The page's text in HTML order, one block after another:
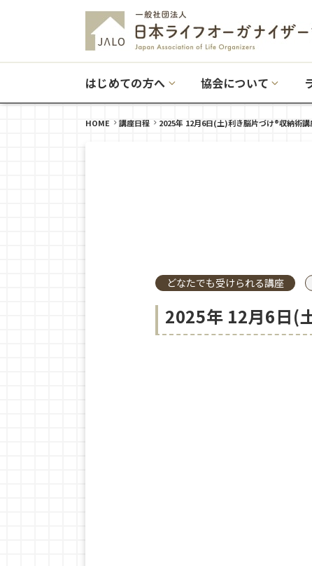
はじめての方へ 協会について
HOME 講座日程 2025年 12月6日(土)利き脳片づけ®収納術講
どなたでも受けられる講座
2025年 12月6日(